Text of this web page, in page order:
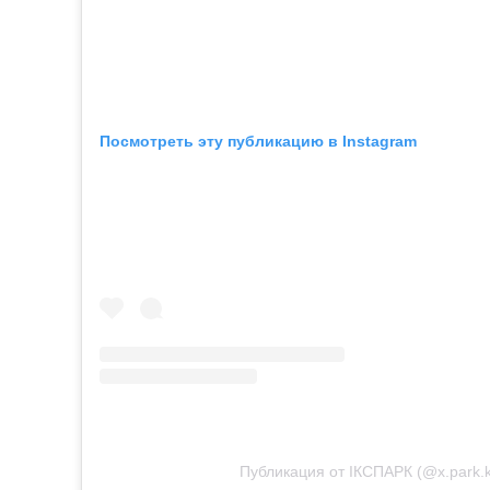
Посмотреть эту публикацию в Instagram
Публикация от ІКСПАРК